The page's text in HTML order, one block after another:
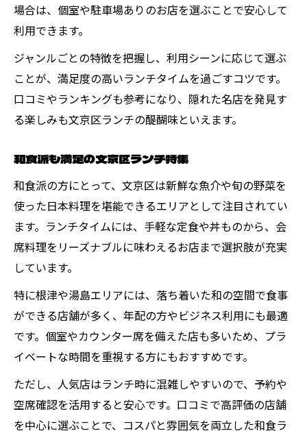
場合は、個室や駐車場ありのお店を選ぶことで安心して
利用できます。
ジャンルごとの特徴を把握し、利用シーンに応じて選ぶ
ことが、満足度の高いランチタイムを過ごすコツです。
口コミやランキングも参考になり、隠れた名店を発見す
る楽しみも文京区ランチの醍醐味といえます。
和食派も満足の文京区ランチ特集
和食派の方にとって、文京区は新鮮な魚介や旬の野菜を
使った日本料理を堪能できるエリアとして注目されてい
ます。ランチタイムには、手軽な定食や丼ものから、会
席料理をリーズナブルに味わえるお店まで選択肢が充実
しています。
特に根津や湯島エリアには、落ち着いた和の空間で食事
ができる店舗が多く、年配の方やビジネス利用にも最適
です。個室やカウンター席を備えた店も多いため、プラ
イベートな時間を重視する方にもおすすめです。
ただし、人気店はランチ時に混雑しやすいので、予約や
空席確認を活用すると安心です。口コミで高評価の店舗
を中心に選ぶことで、コスパと雰囲気を両立した和食ラ